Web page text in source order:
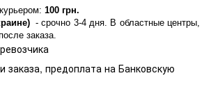
100 грн.
- срочно 3-4 дня. В областные центры,
заказа.
заказа, предоплата на Банковскую